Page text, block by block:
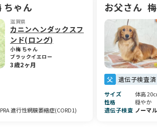
はの優雅さと、家庭犬としての飼いやすさ
ヘンダックスらしい子に育ってくれると思
成長とともに変わっていく毛色や表情を、
しんでいただけたら嬉しいです☺️
ちゃん
滋賀県
カニンヘンダックスフ
ンド(ロング)
小梅 ちゃん
ブラックイエロー
3歳2ヶ月
PRA 進行性網膜萎縮症(CORD1)
お父さん
父 遺伝子検査済
サイズ
体高
性格
穏やか
遺伝子検査 ノーマ